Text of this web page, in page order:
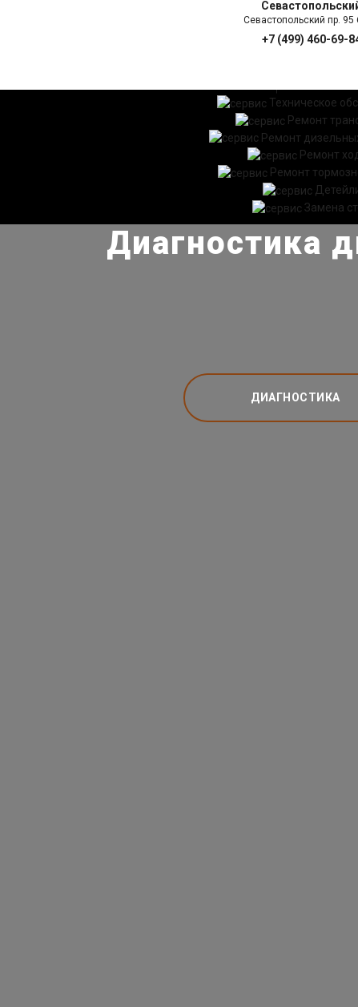
Севастопольский пр. 95
+7 (499) 460-69-
Техническое
Ремонт
Ремонт
Ремонт
Ремонт
Замена
Диагностика
ДИАГНОСТИКА